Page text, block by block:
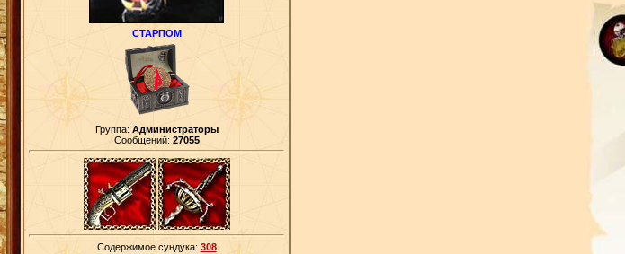
СТАРПОМ
Группа: Администраторы
Сообщений: 27055
Содержимое сундука: 308